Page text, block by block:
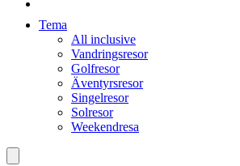
Tema
All inclusive
Vandringsresor
Golfresor
Äventyrsresor
Singelresor
Solresor
Weekendresa